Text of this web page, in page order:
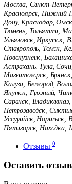
Москва, Санкт-
Красноярск, Нижний
Дону, Краснодар,
Тюмень, Тольятти,
Ульяновск, Иркутск,
Ставрополь, Томск,
Новокузнецк,
Астрахань, Тула,
Магнитогорск,
Калуга, Белгород,
Якутск, Грозный,
Саранск,
Петрозаводск,
Уссурийск, Норильск,
Пятигорск, Находка,
Отзывы 0
Оставить отзыв